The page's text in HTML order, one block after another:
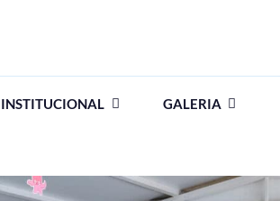
INSTITUCIONAL GALERIA